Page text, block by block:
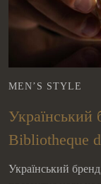
MEN’S STYLE
Український
Bibliotheque
чоловічу
Український